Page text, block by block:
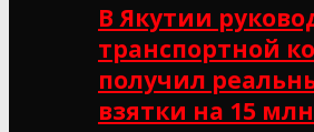
В Якутии
транспортной
получил
взятки на 15